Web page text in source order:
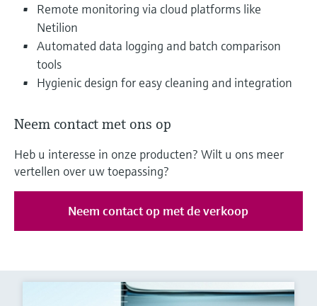
Remote monitoring via cloud platforms like
Netilion
Automated data logging and batch comparison
tools
Hygienic design for easy cleaning and integration
Neem contact met ons op
Heb u interesse in onze producten? Wilt u ons meer
vertellen over uw toepassing?
Neem contact op met de verkoop